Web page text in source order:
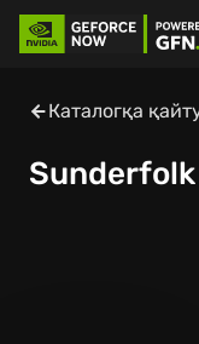
Каталогқа
Sunderfolk